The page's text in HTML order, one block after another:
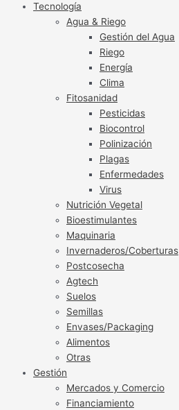
Tecnología
Agua & Riego
Gestión del Agua
Riego
Energía
Clima
Fitosanidad
Pesticidas
Biocontrol
Polinización
Plagas
Enfermedades
Virus
Nutrición Vegetal
Bioestimulantes
Maquinaria
Invernaderos/Coberturas
Postcosecha
Agtech
Suelos
Semillas
Envases/Packaging
Alimentos
Otras
Gestión
Mercados y Comercio
Financiamiento